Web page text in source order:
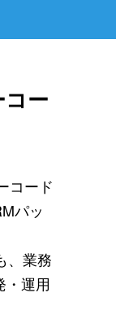
ー
コード
パッ
、業務
・運用